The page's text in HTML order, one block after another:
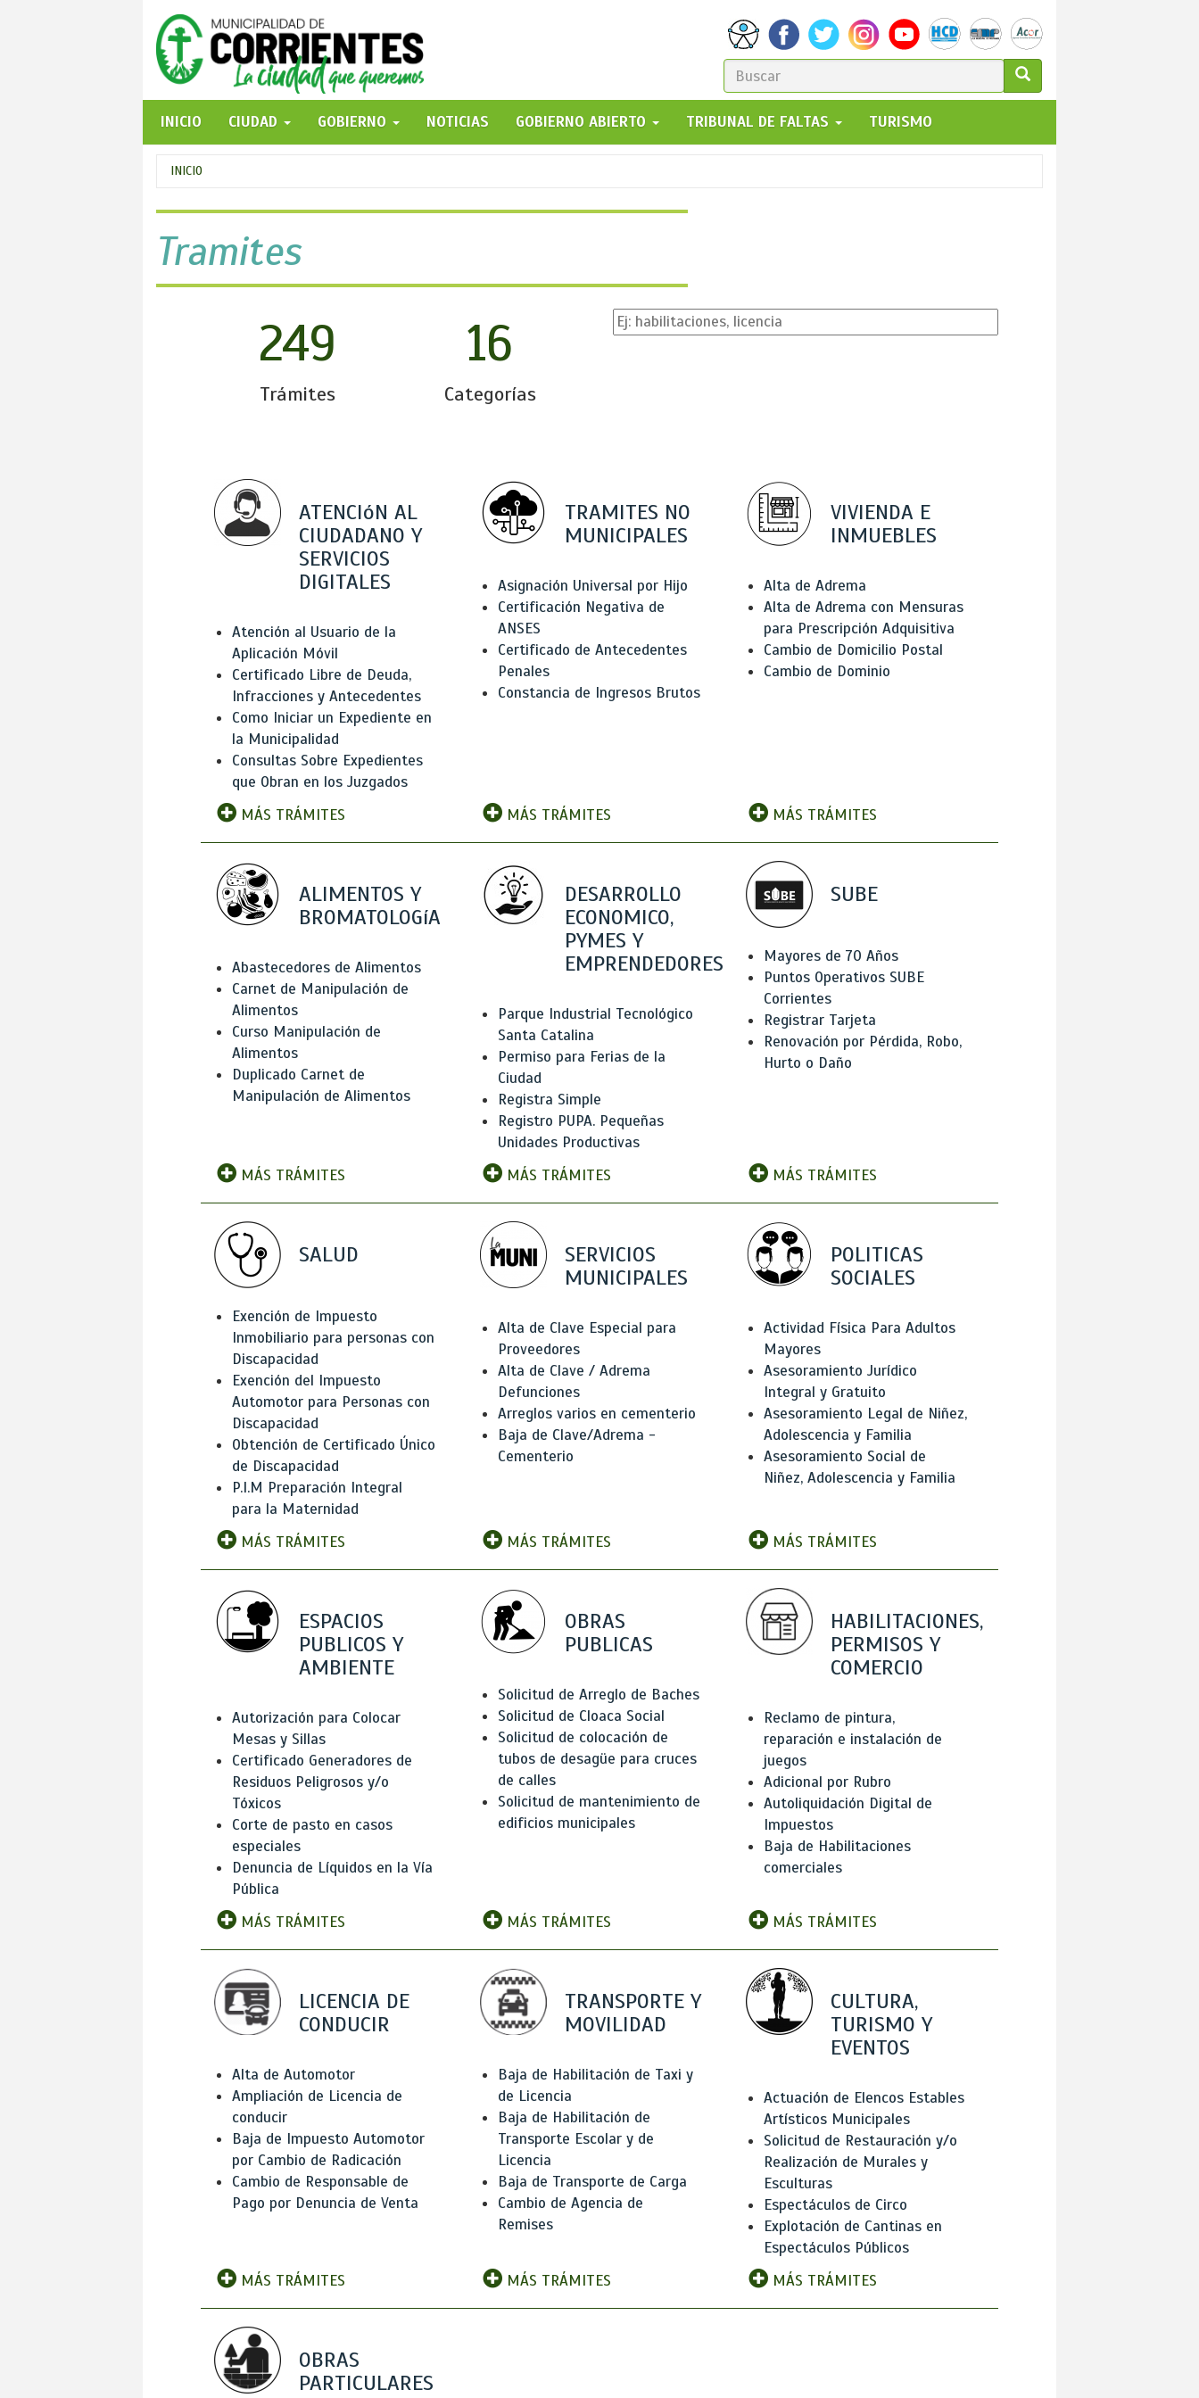
FORMULARIO
DE
BÚSQUEDA
GO!
INICIO
CIUDAD GOBIERNO NOTICIAS GOBIERNO ABIERTO TRIBUNAL DE FALTAS TURISMO
Se
encuentra
usted
aquí
INICIO
Tramites
249
Trámites
16
Categorías
ATENCIóN AL
CIUDADANO Y
SERVICIOS
DIGITALES
Atención al Usuario de la
Aplicación Móvil
Certificado Libre de Deuda,
Infracciones y Antecedentes
Como Iniciar un Expediente en
la Municipalidad
Consultas Sobre Expedientes
que Obran en los Juzgados
MÁS TRÁMITES
TRAMITES NO
MUNICIPALES
Asignación Universal por Hijo
Certificación Negativa de
ANSES
Certificado de Antecedentes
Penales
Constancia de Ingresos Brutos
MÁS TRÁMITES
VIVIENDA E
INMUEBLES
Alta de Adrema
Alta de Adrema con Mensuras
para Prescripción Adquisitiva
Cambio de Domicilio Postal
Cambio de Dominio
MÁS TRÁMITES
ALIMENTOS Y
BROMATOLOGíA
Abastecedores de Alimentos
Carnet de Manipulación de
Alimentos
Curso Manipulación de
Alimentos
Duplicado Carnet de
Manipulación de Alimentos
MÁS TRÁMITES
DESARROLLO
ECONOMICO,
PYMES Y
EMPRENDEDORES
Parque Industrial Tecnológico
Santa Catalina
Permiso para Ferias de la
Ciudad
Registra Simple
Registro PUPA. Pequeñas
Unidades Productivas
MÁS TRÁMITES
SUBE
Mayores de 70 Años
Puntos Operativos SUBE
Corrientes
Registrar Tarjeta
Renovación por Pérdida, Robo,
Hurto o Daño
MÁS TRÁMITES
SALUD
Exención de Impuesto
Inmobiliario para personas con
Discapacidad
Exención del Impuesto
Automotor para Personas con
Discapacidad
Obtención de Certificado Único
de Discapacidad
P.I.M Preparación Integral
para la Maternidad
MÁS TRÁMITES
SERVICIOS
MUNICIPALES
Alta de Clave Especial para
Proveedores
Alta de Clave / Adrema
Defunciones
Arreglos varios en cementerio
Baja de Clave/Adrema -
Cementerio
MÁS TRÁMITES
POLITICAS
SOCIALES
Actividad Física Para Adultos
Mayores
Asesoramiento Jurídico
Integral y Gratuito
Asesoramiento Legal de Niñez,
Adolescencia y Familia
Asesoramiento Social de
Niñez, Adolescencia y Familia
MÁS TRÁMITES
ESPACIOS
PUBLICOS Y
AMBIENTE
Autorización para Colocar
Mesas y Sillas
Certificado Generadores de
Residuos Peligrosos y/o
Tóxicos
Corte de pasto en casos
especiales
Denuncia de Líquidos en la Vía
Pública
MÁS TRÁMITES
OBRAS
PUBLICAS
Solicitud de Arreglo de Baches
Solicitud de Cloaca Social
Solicitud de colocación de
tubos de desagüe para cruces
de calles
Solicitud de mantenimiento de
edificios municipales
MÁS TRÁMITES
HABILITACIONES,
PERMISOS Y
COMERCIO
Reclamo de pintura,
reparación e instalación de
juegos
Adicional por Rubro
Autoliquidación Digital de
Impuestos
Baja de Habilitaciones
comerciales
MÁS TRÁMITES
LICENCIA DE
CONDUCIR
Alta de Automotor
Ampliación de Licencia de
conducir
Baja de Impuesto Automotor
por Cambio de Radicación
Cambio de Responsable de
Pago por Denuncia de Venta
MÁS TRÁMITES
TRANSPORTE Y
MOVILIDAD
Baja de Habilitación de Taxi y
de Licencia
Baja de Habilitación de
Transporte Escolar y de
Licencia
Baja de Transporte de Carga
Cambio de Agencia de
Remises
MÁS TRÁMITES
CULTURA,
TURISMO Y
EVENTOS
Actuación de Elencos Estables
Artísticos Municipales
Solicitud de Restauración y/o
Realización de Murales y
Esculturas
Espectáculos de Circo
Explotación de Cantinas en
Espectáculos Públicos
MÁS TRÁMITES
OBRAS
PARTICULARES